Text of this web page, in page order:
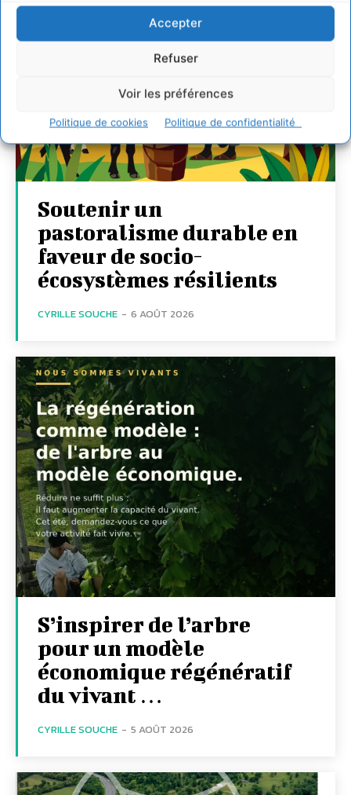
Accepter
Refuser
Voir les préférences
Politique de cookies Politique de confidentialité
Soutenir un
pastoralisme durable en
faveur de socio-
écosystèmes résilients
CYRILLE SOUCHE - 6 AOÛT 2026
S’inspirer de l’arbre
pour un modèle
économique régénératif
du vivant …
CYRILLE SOUCHE - 5 AOÛT 2026